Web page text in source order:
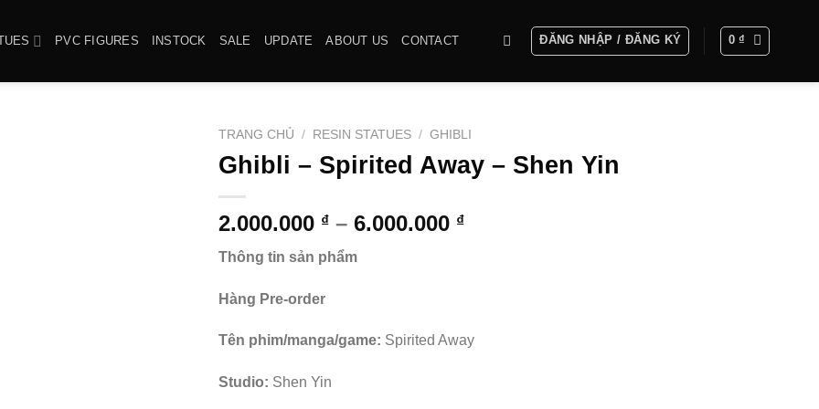
PVC FIGURES INSTOCK SALE UPDATE ABOUT US CONTACT ĐĂNG NHẬP / ĐĂNG KÝ 0₫
TRANG CHỦ / RESIN STATUES / GHIBLI
Ghibli – Spirited Away – Shen Yin
2.000.000 ₫ – 6.000.000 ₫Khoảng
6.000.000 ₫
Thông tin sản phẩm
Hàng Pre-order
Tên phim/manga/game: Spirited Away
Studio: Shen Yin